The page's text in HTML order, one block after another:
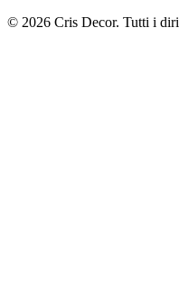
© 2026 Cris Decor. Tutti i